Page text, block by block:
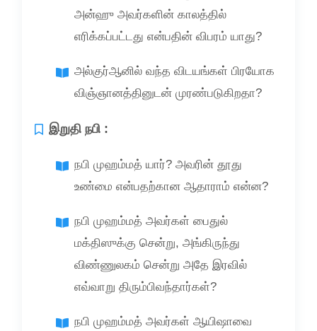
அன்ஹு அவர்களின் காலத்தில்
எரிக்கப்பட்டது என்பதின் விபரம் யாது?
அல்குர்ஆனில் வந்த விடயங்கள் பிரயோக
விஞ்ஞானத்தினுடன் முரண்படுகிறதா?
இறுதி நபி :
நபி முஹம்மத் யார்? அவரின் தூது
உண்மை என்பதற்கான ஆதாராம் என்ன?
நபி முஹம்மத் அவர்கள் பைதுல்
மக்திஸுக்கு சென்று, அங்கிருந்து
விண்ணுலகம் சென்று அதே இரவில்
எவ்வாறு திரும்பிவந்தார்கள்?
நபி முஹம்மத் அவர்கள் ஆயிஷாவை